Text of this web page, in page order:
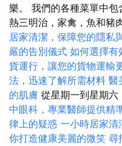
樂。 我們的各種菜單中包
熱三明治，家禽，魚和豬
居家清潔，保障您的隱私
嚴的告別儀式 如何選擇有
貨運行，讓您的貨物運輸
法，迅速了解所需材料 醫
的肌膚 從星期一到星期
中眼科，專業醫師提供精
律上的疑惑 一小時居家清
你打造健康美麗的微笑 尋